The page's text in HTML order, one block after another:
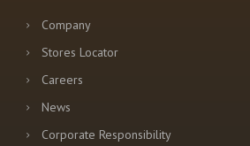
Company
Stores Locator
Careers
News
Corporate Responsibility